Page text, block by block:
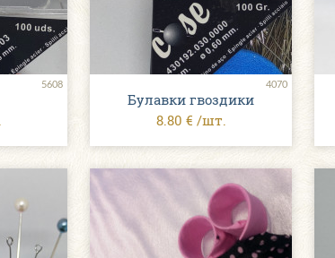
5608 4070
Булавки гвоздики
8.80 € /шт.